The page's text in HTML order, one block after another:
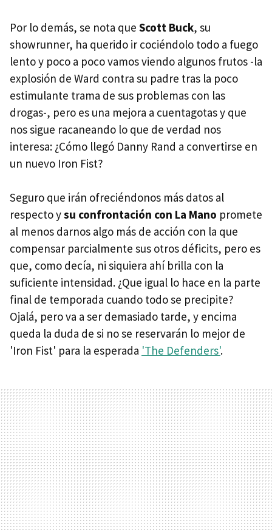
Por lo demás, se nota que Scott Buck, su
showrunner, ha querido ir cociéndolo todo a fuego
lento y poco a poco vamos viendo algunos frutos -la
explosión de Ward contra su padre tras la poco
estimulante trama de sus problemas con las
drogas-, pero es una mejora a cuentagotas y que
nos sigue racaneando lo que de verdad nos
interesa: ¿Cómo llegó Danny Rand a convertirse en
un nuevo Iron Fist?
Seguro que irán ofreciéndonos más datos al
respecto ysu confrontación con La Mano promete
al menos darnos algo más de acción con la que
compensar parcialmente sus otros déficits, pero es
que, como decía, ni siquiera ahí brilla con la
suficiente intensidad. ¿Que igual lo hace en la parte
final de temporada cuando todo se precipite?
Ojalá, pero va a ser demasiado tarde, y encima
queda la duda de si no se reservarán lo mejor de
'Iron Fist' para la esperada 'The Defenders'.